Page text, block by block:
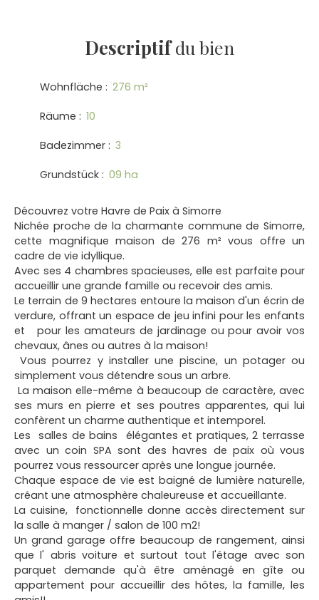
Descriptifdu bien
Wohnfläche : 276 m²
Räume : 10
Badezimmer : 3
Grundstück : 09 ha
Découvrez votre Havre de Paix à Simorre
Nichée proche de la charmante commune de Simorre,
cette magnifique maison de 276 m² vous offre un
cadre de vie idyllique.
Avec ses 4 chambres spacieuses, elle est parfaite pour
accueillir une grande famille ou recevoir des amis.
Le terrain de 9 hectares entoure la maison d'un écrin de
verdure, offrant un espace de jeu infini pour les enfants
et pour les amateurs de jardinage ou pour avoir vos
chevaux, ânes ou autres à la maison!
Vous pourrez y installer une piscine, un potager ou
simplement vous détendre sous un arbre.
La maison elle-même à beaucoup de caractère, avec
ses murs en pierre et ses poutres apparentes, qui lui
confèrent un charme authentique et intemporel.
Les salles de bains élégantes et pratiques, 2 terrasse
avec un coin SPA sont des havres de paix où vous
pourrez vous ressourcer après une longue journée.
Chaque espace de vie est baigné de lumière naturelle,
créant une atmosphère chaleureuse et accueillante.
La cuisine, fonctionnelle donne accès directement sur
la salle à manger / salon de 100 m2!
Un grand garage offre beaucoup de rangement, ainsi
que l' abris voiture et surtout tout l'étage avec son
parquet demande qu'à être aménagé en gîte ou
appartement pour accueillir des hôtes, la famille, les